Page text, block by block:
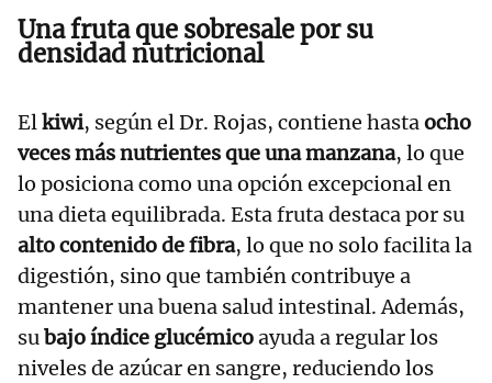
Una fruta que sobresale por su
densidad nutricional
Elkiwi, según el Dr. Rojas, contiene hastaocho
veces más nutrientes que una manzana, lo que
lo posiciona como una opción excepcional en
una dieta equilibrada. Esta fruta destaca por su
alto contenido de fibra, lo que no solo facilita la
digestión, sino que también contribuye a
mantener una buena salud intestinal. Además,
subajo índice glucémicoayuda a regular los
niveles de azúcar en sangre, reduciendo los